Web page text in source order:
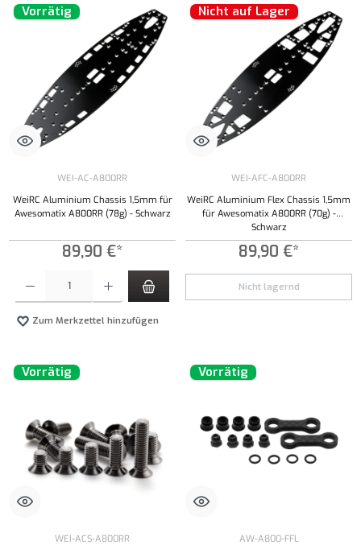
Vorrätig
WEI-AC-A800RR
WeiRC Aluminium Chassis 1,5mm für
Awesomatix A800RR (78g) - Schwarz
89,90 €*
Produkt Anzahl: Gib den gewünschten Wert ein oder benutze die Schaltflächen um die
Zum Merkzettel hinzufügen
Nicht auf Lager
WEI-AFC-A800RR
WeiRC Aluminium Flex Chassis 1,5mm
für Awesomatix A800RR (70g) -
Schwarz
89,90 €*
Nicht lagernd
Vorrätig
WEI-ACS-A800RR
Vorrätig
AW-A800-FFL